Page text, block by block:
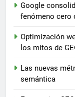
Google
fenómeno cero
Optimización
los mitos de
Las nuevas
semántica